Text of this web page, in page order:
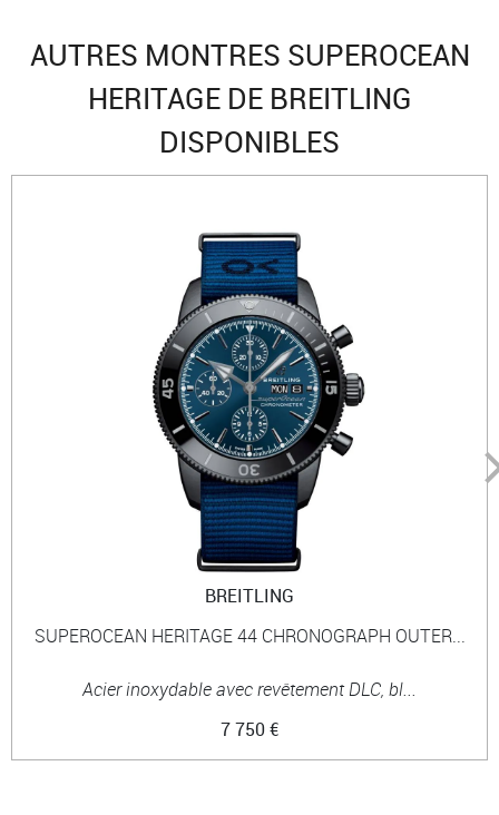
AUTRES MONTRES SUPEROCEAN
HERITAGE DE BREITLING
DISPONIBLES
BREITLING
SUPEROCEAN HERITAGE 44 CHRONOGRAPH OUTER...
Acier inoxydable avec revêtement DLC, bl...
7 750 €